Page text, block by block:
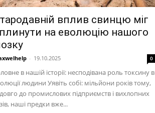
вплив свинцю міг
на еволюцію нашого
- 19.10.2025 0
в нашій історії: несподівана роль токсину в
людини Уявіть собі: мільйони років тому,
до промислових підприємств і вихлопних
наші предки вже...